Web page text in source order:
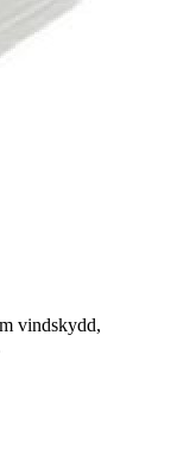
vindskydd,